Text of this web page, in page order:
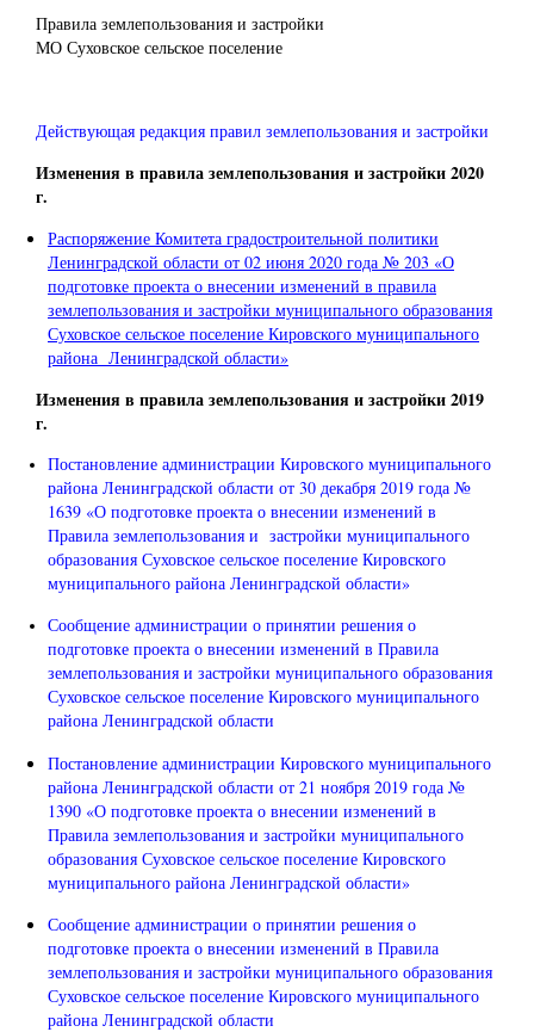
Правила землепользования и застройки
МО Суховское сельское поселение
Действующая редакция правил землепользования и застройки
Изменения в правила землепользования и застройки 2020
г.
Распоряжение Комитета градостроительной политики
Ленинградской области от 02 июня 2020 года № 203 «О
подготовке проекта о внесении изменений в правила
землепользования и застройки муниципального образования
Суховское сельское поселение Кировского муниципального
района Ленинградской области»
Изменения в правила землепользования и застройки 2019
г.
Постановление администрации Кировского муниципального
района Ленинградской области от 30 декабря 2019 года №
1639 «О подготовке проекта о внесении изменений в
Правила землепользования и застройки муниципального
образования Суховское сельское поселение Кировского
муниципального района Ленинградской области»
Сообщение администрации о принятии решения о
подготовке проекта о внесении изменений в Правила
землепользования и застройки муниципального образования
Суховское сельское поселение Кировского муниципального
района Ленинградской области
Постановление администрации Кировского муниципального
района Ленинградской области от 21 ноября 2019 года №
1390 «О подготовке проекта о внесении изменений в
Правила землепользования и застройки муниципального
образования Суховское сельское поселение Кировского
муниципального района Ленинградской области»
Сообщение администрации о принятии решения о
подготовке проекта о внесении изменений в Правила
землепользования и застройки муниципального образования
Суховское сельское поселение Кировского муниципального
района Ленинградской области